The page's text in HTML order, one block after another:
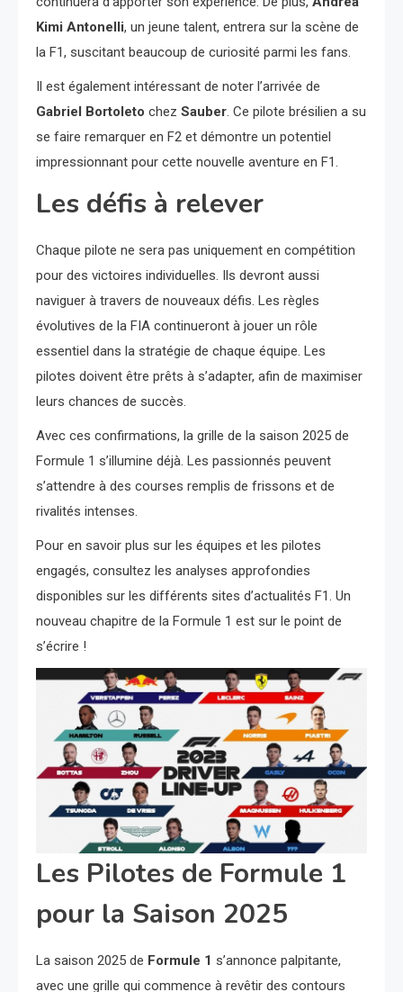
Kimi Antonelli, un jeune talent, entrera sur la scène de
la F1, suscitant beaucoup de curiosité parmi les fans.
Il est également intéressant de noter l’arrivée de
Gabriel Bortoleto chez Sauber. Ce pilote brésilien a su
se faire remarquer en F2 et démontre un potentiel
impressionnant pour cette nouvelle aventure en F1.
Les défis à relever
Chaque pilote ne sera pas uniquement en compétition
pour des victoires individuelles. Ils devront aussi
naviguer à travers de nouveaux défis. Les règles
évolutives de la FIA continueront à jouer un rôle
essentiel dans la stratégie de chaque équipe. Les
pilotes doivent être prêts à s’adapter, afin de maximiser
leurs chances de succès.
Avec ces confirmations, la grille de la saison 2025 de
Formule 1 s’illumine déjà. Les passionnés peuvent
s’attendre à des courses remplis de frissons et de
rivalités intenses.
Pour en savoir plus sur les équipes et les pilotes
engagés, consultez les analyses approfondies
disponibles sur les différents sites d’actualités F1. Un
nouveau chapitre de la Formule 1 est sur le point de
s’écrire !
Les Pilotes de Formule 1
pour la Saison 2025
La saison 2025 de Formule 1 s’annonce palpitante,
avec une grille qui commence à revêtir des contours